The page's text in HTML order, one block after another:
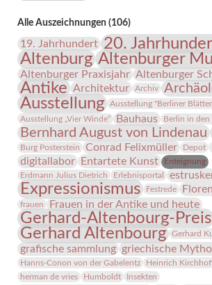
Alle Auszeichnungen (106)
19. Jahrhundert 20.
Altenburg Altenburger
Altenburger Praxisjahr Altenburger
Antike Architektur Archiv
Ausstellung
Ausstellung "Berliner
Ausstellung „Vier Winde“
Bauhaus Berlin in den
Bernhard August von Lindenau
Burg Posterstein Conrad Felixmüller Depot
digitallabor Entartete Kunst
Enteignung
Erdmann Julius Dietrich
Erlebnisportal
Expressionismus Festrede
frauen Frauen in der Antike und heute
Gerhard-Altenbourg-Preis
Gerhard Altenbourg
Gerhard
grafische sammlung griechische
Hanns-Conon von der Gabelentz Heinrich
herman de vries Humboldt
Insekten